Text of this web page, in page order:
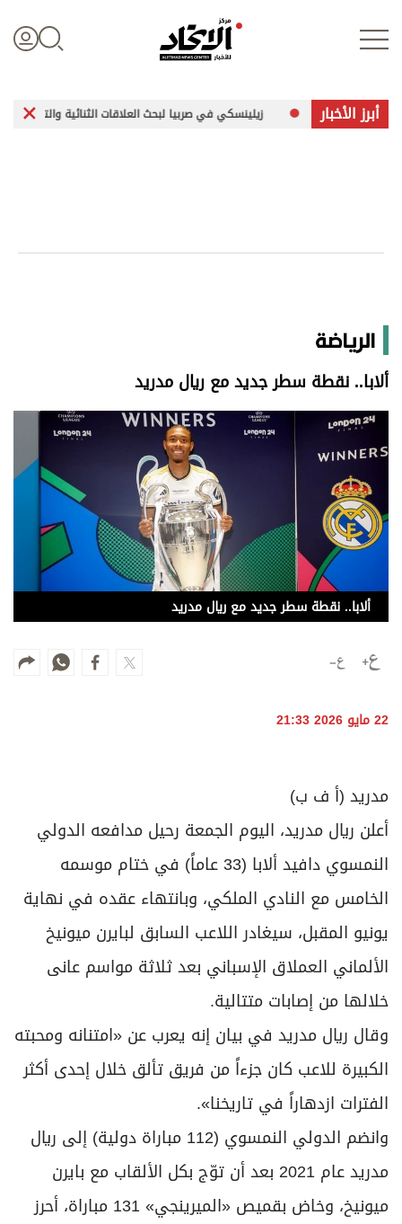
علوم الدار
اقتصاد
الرياضة
التعليم والمعرفة
الذكاء الاصطناعي
تغطيات
فيديو
بودكاست
قصة صورة
برامج
عدد اليوم
مواقيت الصلاة
الأحوال الجوية
أبرز الأخبارزيلينسكي في صربيا لبحث العلاقات الثنائية والتعاون الأمني
الرياضة
ألابا.. نقطة سطر جديد مع ريال مدريد
ألابا.. نقطة سطر جديد مع ريال مدريد
22 مايو 2026 21:33
مدريد (أ ف ب)
أعلن ريال مدريد، اليوم الجمعة رحيل مدافعه الدولي
النمسوي دافيد ألابا (33 عاماً) في ختام موسمه
الخامس مع النادي الملكي، وبانتهاء عقده في نهاية
يونيو المقبل، سيغادر اللاعب السابق لبايرن ميونيخ
الألماني العملاق الإسباني بعد ثلاثة مواسم عانى
خلالها من إصابات متتالية.
وقال ريال مدريد في بيان إنه يعرب عن «امتنانه ومحبته
الكبيرة للاعب كان جزءاً من فريق تألق خلال إحدى أكثر
الفترات ازدهاراً في تاريخنا».
وانضم الدولي النمسوي (112 مباراة دولية) إلى ريال
مدريد عام 2021 بعد أن توّج بكل الألقاب مع بايرن
ميونيخ، وخاض بقميص «الميرينجي» 131 مباراة، أحرز